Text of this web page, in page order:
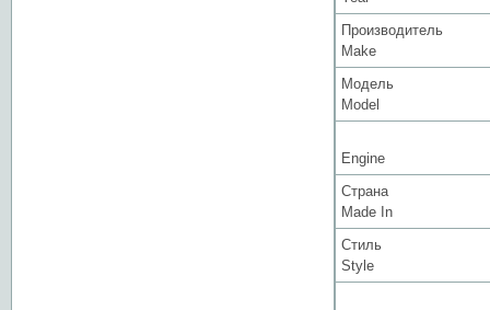
Производитель
Make
Модель
Model
Engine
Страна
Made In
Стиль
Style